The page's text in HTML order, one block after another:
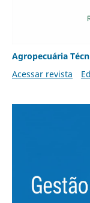
Agropecuária
Acessar revista